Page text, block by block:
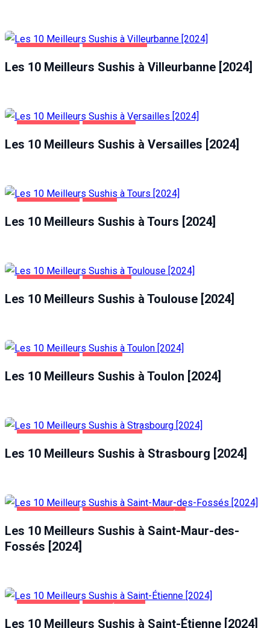
Les 10 Meilleurs Sushis à Villeurbanne [2024]
Les 10 Meilleurs Sushis à Versailles [2024]
Les 10 Meilleurs Sushis à Tours [2024]
Les 10 Meilleurs Sushis à Toulouse [2024]
Les 10 Meilleurs Sushis à Toulon [2024]
Les 10 Meilleurs Sushis à Strasbourg [2024]
Les 10 Meilleurs Sushis à Saint-Maur-des-
Fossés [2024]
Les 10 Meilleurs Sushis à Saint-Étienne [2024]